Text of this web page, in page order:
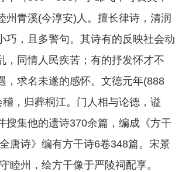
州青溪(今淳安)人。擅长律诗，清润
巧，且多警句。其诗有的反映社会动
，同情人民疾苦；有的抒发怀才不
，求名未遂的感怀。文德元年(888
，归葬桐江。门人相与论德，谥
搜集他的遗诗370余篇，编成《方干
唐诗》编有方干诗6卷348篇。宋景
睦州，绘方干像于严陵祠配享。